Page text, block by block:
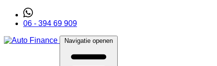
06 - 394 69 909
Navigatie openen